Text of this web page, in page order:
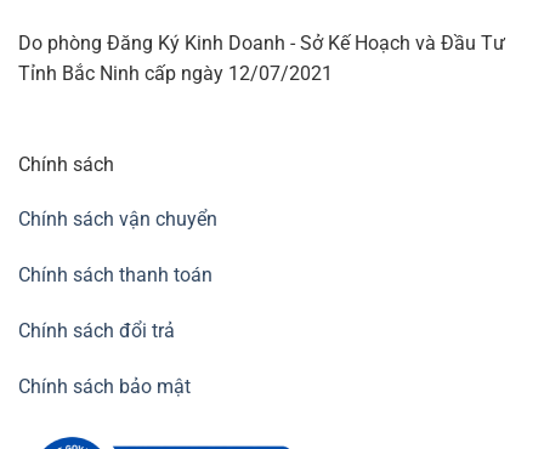
Do phòng Đăng Ký Kinh Doanh - Sở Kế Hoạch và Đầu Tư
Tỉnh Bắc Ninh cấp ngày 12/07/2021
Chính sách
Chính sách vận chuyển
Chính sách thanh toán
Chính sách đổi trả
Chính sách bảo mật